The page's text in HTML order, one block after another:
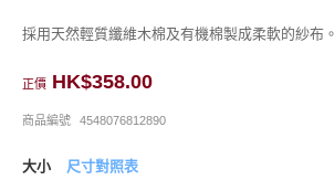
採用天然輕質纖維木棉及有機棉製成柔軟的紗布。
正價 HK$358.00
商品編號 4548076812890
大小 尺寸對照表